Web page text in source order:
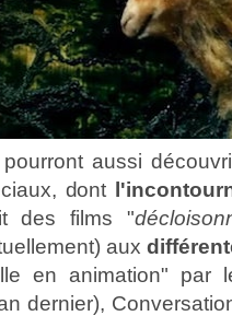
aussi
dont
des films "
aux
en animation" par
dernier),